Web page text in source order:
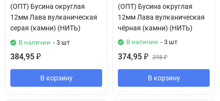
(ОПТ) Бусина округлая
12мм Лава вулканическая
серая (камни) (НИТЬ)
В наличии - 3 шт
384,95 ₽
В корзину
(ОПТ) Бусина округлая
12мм Лава вулканическая
чёрная (камни) (НИТЬ)
В наличии - 3 шт
374,95 ₽ 398₽
В корзину